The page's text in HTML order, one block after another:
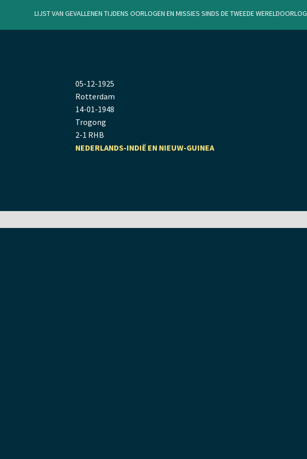
Lijst van gevallenen tijdens oorlogen en missies sinds de Tweede Wereldoorlog
05-12-1925
Rotterdam
14-01-1948
Trogong
2-1 RHB
NEDERLANDS-INDIË EN NIEUW-GUINEA